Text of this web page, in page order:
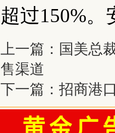
超过150%。
上一篇： 国美总
售渠道
下一篇： 招商港